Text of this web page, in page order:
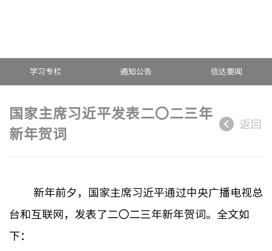
学习专栏 通知公告 信达要闻
国家主席习近平发表二〇二三年
新年贺词
返回
新年前夕，国家主席习近平通过中央广播电视总
台和互联网，发表了二〇二三年新年贺词。全文如
下：